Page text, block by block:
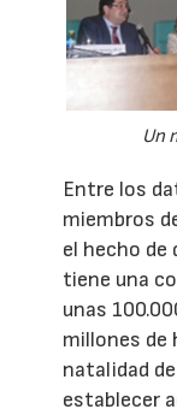
Un
Entre los
miembros
el hecho de
tiene una
unas
millones de
natalidad
establecer